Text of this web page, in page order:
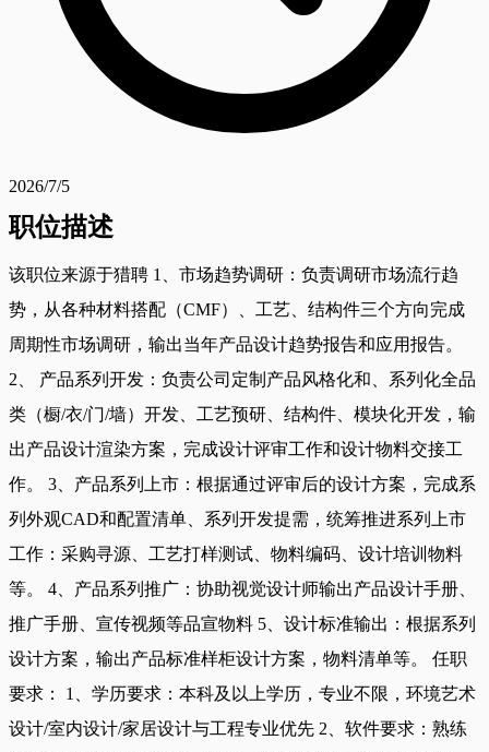
2026/7/5
职位描述
该职位来源于猎聘 1、市场趋势调研：负责调研市场流行趋
势，从各种材料搭配（CMF）、工艺、结构件三个方向完成
周期性市场调研，输出当年产品设计趋势报告和应用报告。
2、 产品系列开发：负责公司定制产品风格化和、系列化全品
类（橱/衣/门/墙）开发、工艺预研、结构件、模块化开发，输
出产品设计渲染方案，完成设计评审工作和设计物料交接工
作。 3、产品系列上市：根据通过评审后的设计方案，完成系
列外观CAD和配置清单、系列开发提需，统筹推进系列上市
工作：采购寻源、工艺打样测试、物料编码、设计培训物料
等。 4、产品系列推广：协助视觉设计师输出产品设计手册、
推广手册、宣传视频等品宣物料 5、设计标准输出：根据系列
设计方案，输出产品标准样柜设计方案，物料清单等。 任职
要求： 1、学历要求：本科及以上学历，专业不限，环境艺术
设计/室内设计/家居设计与工程专业优先 2、软件要求：熟练